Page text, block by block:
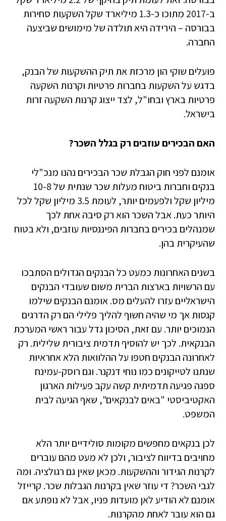
ב-2017 מתוכו כ-1.3 מיליארד שקל השקעות סחירות
בבורסה – הירידה היא תולדה של מימושים שביצעה
החברה.
פועלים שוקי הון מרכזת את תיק ההשקעות של הבנק,
בדגש על השקעות בחברות פרטיות וקרנות השקעה
פרטיות בארץ ובחו"ל, לצד ייצוג קרנות השקעה זרות
בישראל.
האם הבכירים עוזבים רק בגלל השכר?
אומנם לפני חוק הגבלת שכר הבכירים נהנו מנכ"לי
בנקים וחברות ביטוח מעלות שכר שנתית של 10-8
מיליון שקל ולפעמים יותר, לעומת 3.5 מיליון שקל לכל
היותר כעת. אבל השכר הוא רק סיבה אחת לכך
שמנהלים בכירים בחברות הפיננסיות עוזבים, ולא בטוח
שהעיקרית בהן.
בשנים האחרונות כמעט כל הבנקים הגדולים הסתבכו
עם הרשויות בארצות הברית משום שעובדי הבנקים
הישראליים עזרו להעלים מס. אומנם הבנקים שילמו
קנסות אך מי שהיה חשוף להליך פלילי הם רק הדרגים
הנמוכים יותר. עם זאת, הסיכון גדל עבור ראשי המערכת
הבנקאית. לכך יש להוסיף תדמית ציבורית שלילית. רק
לאחרונה הבנקים חטפו על ההלוואות הלא אחראיות
שנתנו לטייקונים כמו נוחי דנקנר. וגם רוסק-עמינח
ספגה פגיעה תדמיתית קשה עקב פעילות הארגון
האקטיביסטי "באים לבנקאים", שאף הגיעה לבית
המשפט.
לכן בנקאים מחפשים מקומות סולידיים יותר הלא
מחויבים בדיווח לציבור, ולכן לא מעט מהם עוברים
לקרנות הגידור וההשקעות. מכאן שאין גם רגולציה. ומה
לגבי השכר? די עוזר שאין בקרנות הגבלות שכר. קרייזל
אומנם לא הודיע לאן מועדות פניו, אבל לא נופתע אם
גם הוא עובר לאחת מהקרנות.